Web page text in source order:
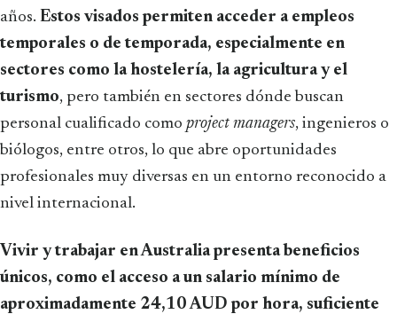
años. Estos visados permiten acceder a empleos
temporales o de temporada, especialmente en
sectores como la hostelería, la agricultura y el
turismo, pero también en sectores dónde buscan
personal cualificado como project managers, ingenieros o
biólogos, entre otros, lo que abre oportunidades
profesionales muy diversas en un entorno reconocido a
nivel internacional.
Vivir y trabajar en Australia presenta beneficios
únicos, como el acceso a un salario mínimo de
aproximadamente 24,10 AUD por hora, suficiente